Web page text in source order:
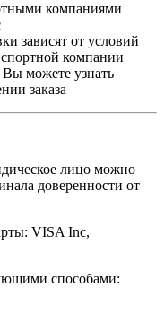
компаниями
зависят от условий
компании
можете узнать
заказа
лицо можно
доверенности от
VISA Inc,
способами: